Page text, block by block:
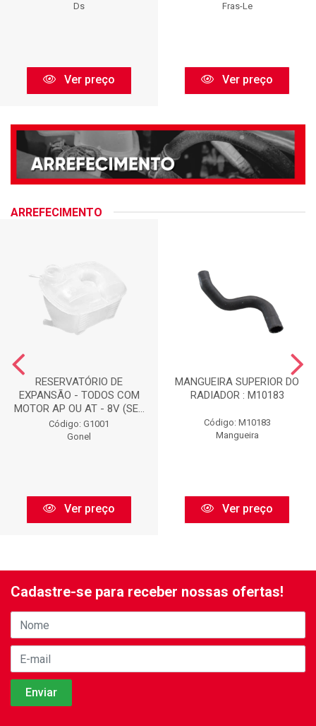
Ds
Ver preço
Fras-Le
Ver preço
ARREFECIMENTO
RESERVATÓRIO DE
EXPANSÃO - TODOS COM
MOTOR AP OU AT - 8V (SE...
Código: G1001
Gonel
Ver preço
MANGUEIRA SUPERIOR DO
RADIADOR : M10183
Código: M10183
Mangueira
Ver preço
Cadastre-se para receber nossas ofertas!